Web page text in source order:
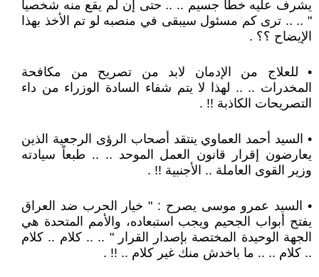
يشرف عليه خطأ جسيم .. .. حتى إن لم يقع منه شخصياً
" .. .. ترى كم مسئول سيبقى في منصبه لو تم الأخذ بهذا
الإيضاح ؟؟ .
• للعلاج من الإدمان لابد من تصريح من مكافحة
المخدرات .. .. لهذا لا يتم شفاء السادة الوزراء من داء
التصريحات الكاذبة !! .
• السيد أحمد العماوي ينتقد أصحاب الرؤى الرجعية الذين
يعارضون إقرار قانون العمل الموحد .. .. طبعاً سيادته
وزير القوى العاملة .. الأجنبية !! .
• السيد عمرو موسى يصرح : " خيار الحرب ضد العراق
يفتح أبواب الجحيم ويجب استبعاده، والأمم المتحدة هي
الجهة الوحيدة المختصة بإصدار القرار " .. .. كلام .. كلام
.. كلام .. .. ما باخدش منك غير كلام .. !! .